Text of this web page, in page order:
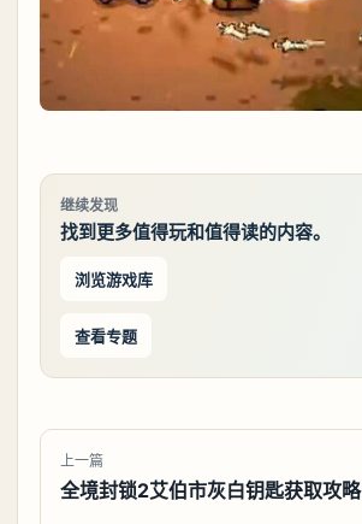
继续发现
找到更多值得玩和值得读的内容。
浏览游戏库
查看专题
上一篇
全境封锁2艾伯市灰白钥匙获取攻略